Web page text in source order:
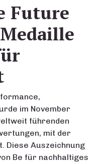
Future
im November
führenden
mit der
Diese Auszeichnung
Be für nachhaltiges